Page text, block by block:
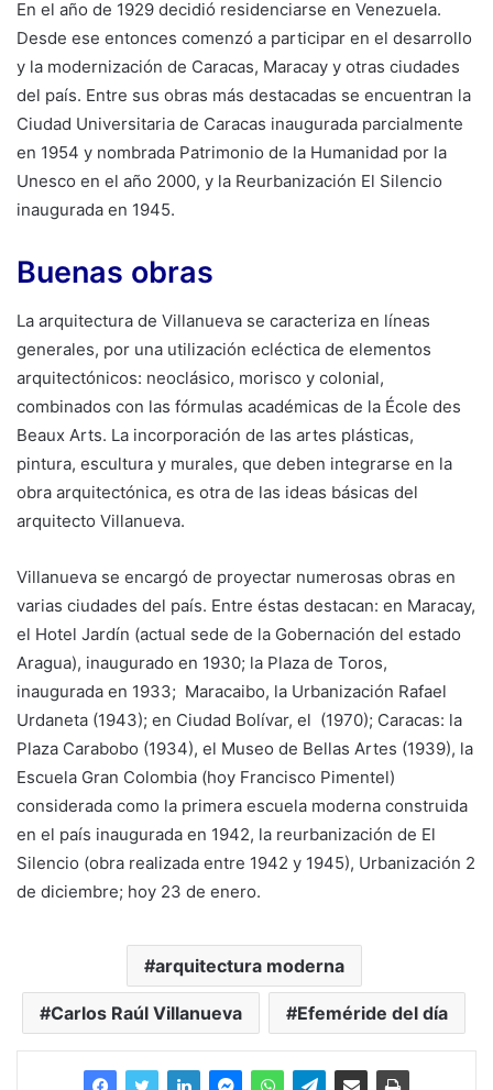
En el año de 1929 decidió residenciarse en Venezuela.
Desde ese entonces comenzó a participar en el desarrollo
y la modernización de Caracas, Maracay y otras ciudades
del país. Entre sus obras más destacadas se encuentran la
Ciudad Universitaria de Caracas inaugurada parcialmente
en 1954 y nombrada Patrimonio de la Humanidad por la
Unesco en el año 2000, y la Reurbanización El Silencio
inaugurada en 1945.
Buenas obras
La arquitectura de Villanueva se caracteriza en líneas
generales, por una utilización ecléctica de elementos
arquitectónicos: neoclásico, morisco y colonial,
combinados con las fórmulas académicas de la École des
Beaux Arts. La incorporación de las artes plásticas,
pintura, escultura y murales, que deben integrarse en la
obra arquitectónica, es otra de las ideas básicas del
arquitecto Villanueva.
Villanueva se encargó de proyectar numerosas obras en
varias ciudades del país. Entre éstas destacan: en Maracay,
el Hotel Jardín (actual sede de la Gobernación del estado
Aragua), inaugurado en 1930; la Plaza de Toros,
inaugurada en 1933; Maracaibo, la Urbanización Rafael
Urdaneta (1943); en Ciudad Bolívar, el (1970); Caracas: la
Plaza Carabobo (1934), el Museo de Bellas Artes (1939), la
Escuela Gran Colombia (hoy Francisco Pimentel)
considerada como la primera escuela moderna construida
en el país inaugurada en 1942, la reurbanización de El
Silencio (obra realizada entre 1942 y 1945), Urbanización 2
de diciembre; hoy 23 de enero.
arquitectura moderna
Carlos Raúl Villanueva Efeméride del día